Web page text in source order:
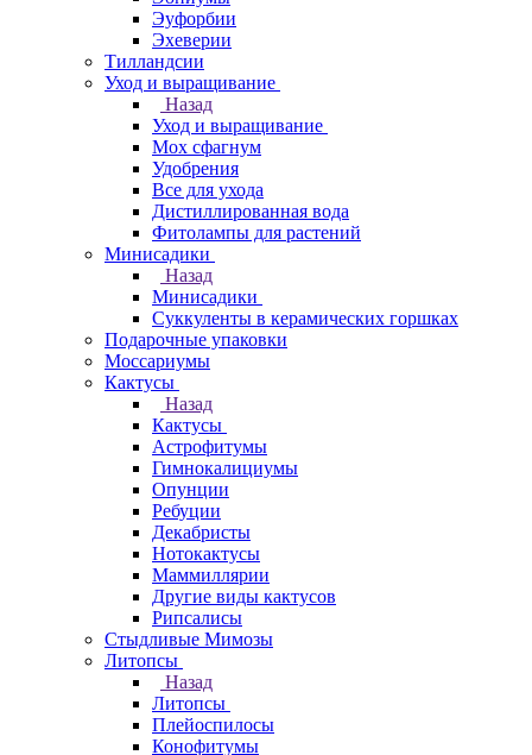
Эуфорбии
Эхеверии
Тилландсии
Уход и выращивание
Назад
Уход и выращивание
Мох сфагнум
Удобрения
Все для ухода
Дистиллированная вода
Фитолампы для растений
Минисадики
Назад
Минисадики
Суккуленты в керамических горшках
Подарочные упаковки
Моссариумы
Кактусы
Назад
Кактусы
Астрофитумы
Гимнокалициумы
Опунции
Ребуции
Декабристы
Нотокактусы
Маммиллярии
Другие виды кактусов
Рипсалисы
Стыдливые Мимозы
Литопсы
Назад
Литопсы
Плейоспилосы
Конофитумы